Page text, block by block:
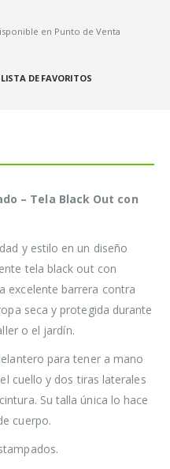
en Punto de Venta
DE FAVORITOS
– Tela Black Out con
y estilo en un diseño
tela black out con
excelente barrera contra
seca y protegida durante
o el jardín.
para tener a mano
cuello y dos tiras laterales
Su talla única lo hace
cuerpo.